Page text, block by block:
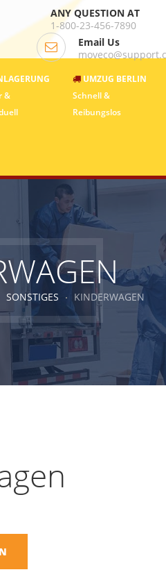
ANY QUESTION AT
1-800-23-456-7890
Email Us
&
UMZUG BERLIN
Schnell &
Reibungslos
SONSTIGES KINDERWAGEN